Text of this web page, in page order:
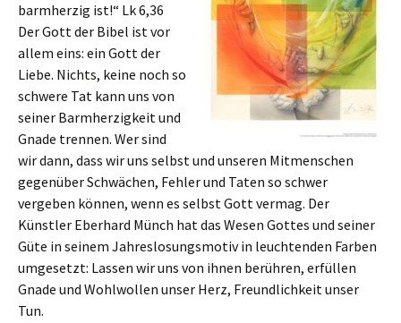
barmherzig ist!“ Lk 6,36
Der Gott der Bibel ist vor
allem eins: ein Gott der
Liebe. Nichts, keine noch so
schwere Tat kann uns von
seiner Barmherzigkeit und
Gnade trennen. Wer sind
wir dann, dass wir uns selbst und unseren Mitmenschen
gegenüber Schwächen, Fehler und Taten so schwer
vergeben können, wenn es selbst Gott vermag. Der
Künstler Eberhard Münch hat das Wesen Gottes und seiner
Güte in seinem Jahreslosungsmotiv in leuchtenden Farben
umgesetzt: Lassen wir uns von ihnen berühren, erfüllen
Gnade und Wohlwollen unser Herz, Freundlichkeit unser
Tun.